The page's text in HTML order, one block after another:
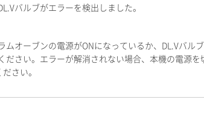
バルブがエラーを検出しました。
ムオーブンの電源がONになっているか、DL.Vバル
ださい。エラーが解消されない場合、本機の電源
さい。